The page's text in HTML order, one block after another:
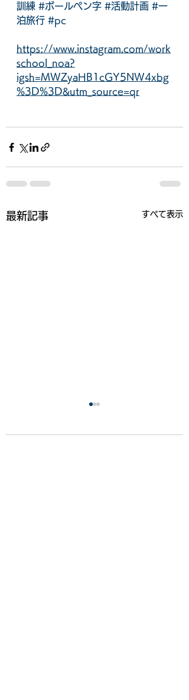
訓練 #ボールペン字 #活動計画 #一
泊旅行 #pc
https://www.instagram.com/work
school_noa?
igsh=MWZyaHB1cGY5NW4xbg
%3D%3D&utm_source=qr
最新記事 すべて表示